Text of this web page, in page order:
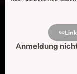
Anmeldung